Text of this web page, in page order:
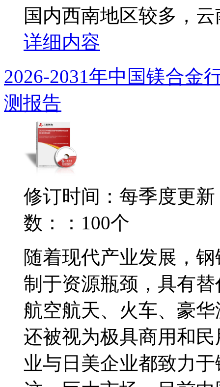
国内西南地区较多，
详细内容
2026-2031年中国镁合金
测报告
修订时间：每季度更新
数：：100个
随着现代产业发展，
制于资源瓶颈，具有
航空航天、火车、豪
还被视为极具商用和
业与日美企业都致力